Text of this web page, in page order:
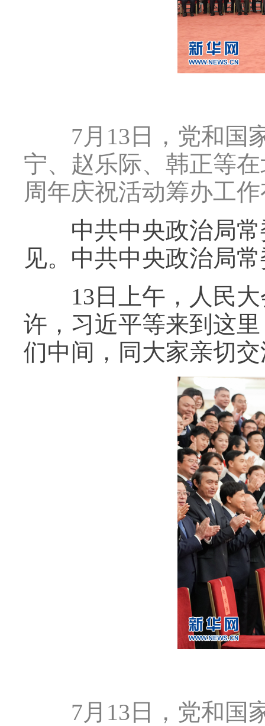
7月13日，党和国家
宁、赵乐际、韩正等
周年庆祝活动筹办工
中共中央政治局常
见。中共中央政治局
13日上午，人民大
许，习近平等来到这
们中间，同大家亲切
7月13日，党和国家